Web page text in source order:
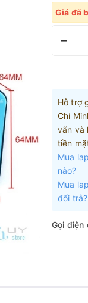
Giá đã
–
Hỗ trợ
Chí
vấn và
tiền
Mua
nào?
Mua
đổi trả?
Gọi